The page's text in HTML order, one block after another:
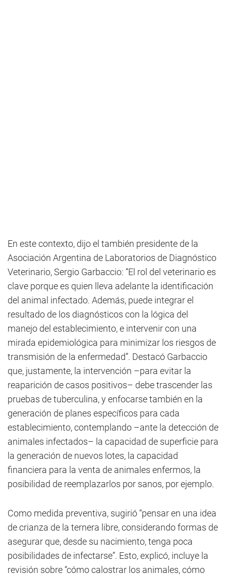
En este contexto, dijo el también presidente de la
Asociación Argentina de Laboratorios de Diagnóstico
Veterinario, Sergio Garbaccio: “El rol del veterinario es
clave porque es quien lleva adelante la identificación
del animal infectado. Además, puede integrar el
resultado de los diagnósticos con la lógica del
manejo del establecimiento, e intervenir con una
mirada epidemiológica para minimizar los riesgos de
transmisión de la enfermedad”. Destacó Garbaccio
que, justamente, la intervención –para evitar la
reaparición de casos positivos– debe trascender las
pruebas de tuberculina, y enfocarse también en la
generación de planes específicos para cada
establecimiento, contemplando –ante la detección de
animales infectados– la capacidad de superficie para
la generación de nuevos lotes, la capacidad
financiera para la venta de animales enfermos, la
posibilidad de reemplazarlos por sanos, por ejemplo.
Como medida preventiva, sugirió “pensar en una idea
de crianza de la ternera libre, considerando formas de
asegurar que, desde su nacimiento, tenga poca
posibilidades de infectarse”. Esto, explicó, incluye la
revisión sobre “cómo calostrar los animales, cómo